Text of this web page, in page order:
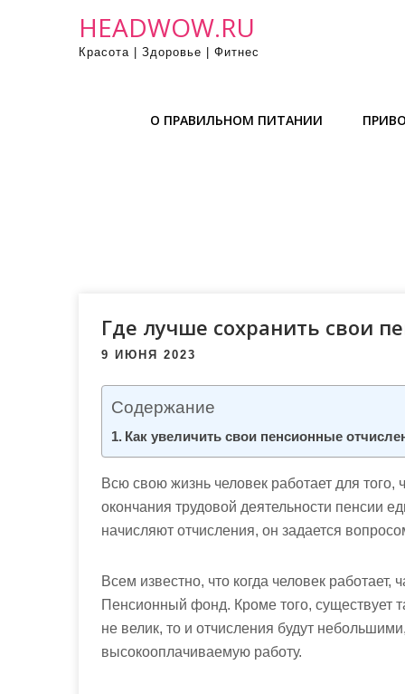
HEADWOW.RU
Красота | Здоровье | Фитнес
О ПРАВИЛЬНОМ ПИТАНИИ
Где лучше сохранить свои
9 ИЮНЯ 2023
Содержание
Как увеличить свои пенсионные
Всю свою жизнь человек работает для того,
окончания трудовой деятельности пенсии
начисляют отчисления, он задается
Всем известно, что когда человек работает,
Пенсионный фонд. Кроме того, существует
не велик, то и отчисления будут
высокооплачиваемую работу.